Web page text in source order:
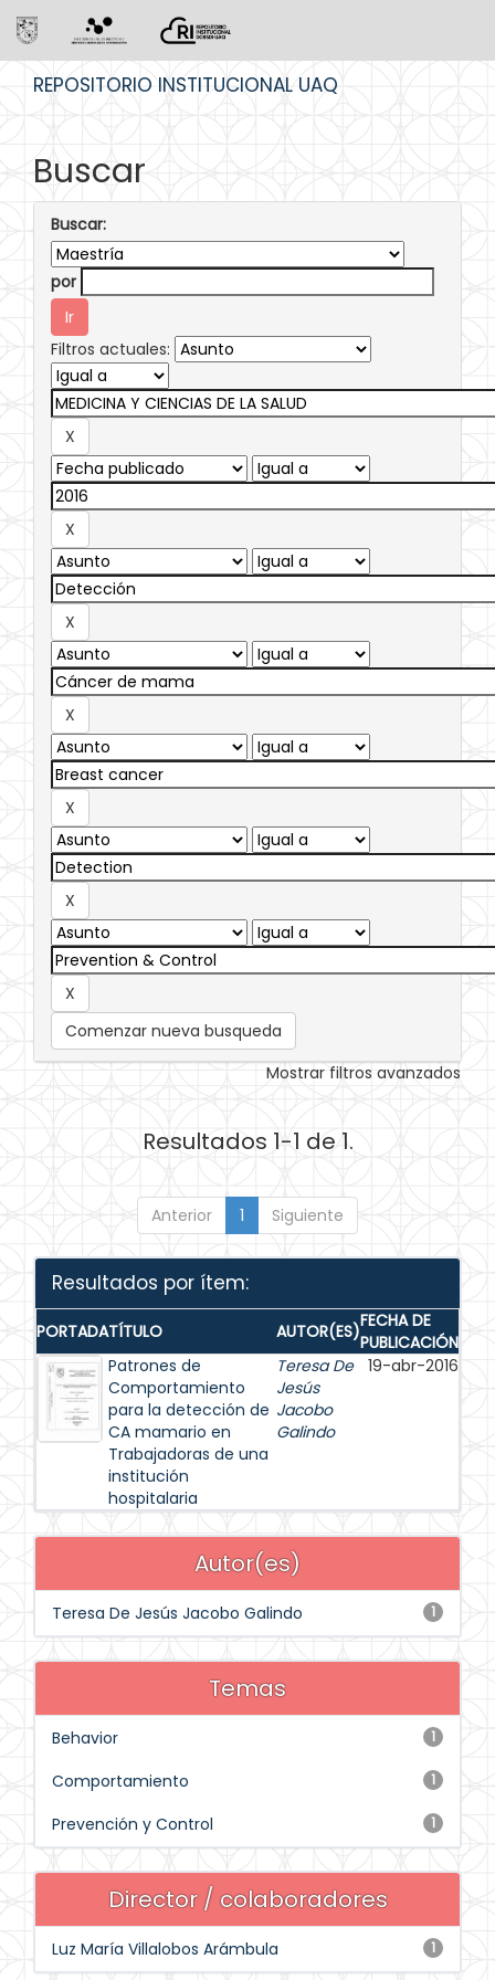
REPOSITORIO INSTITUCIONAL UAQ
Buscar
Buscar:
por
Filtros actuales:
Comenzar nueva busqueda
Mostrar filtros avanzados
Resultados 1-1 de 1.
Anterior 1 Siguiente
Resultados por ítem:
PORTADATÍTULO AUTOR(ES)FECHA DE
PUBLICACIÓN
Patrones de
Comportamiento
para la detección de
CA mamario en
Trabajadoras de una
institución
hospitalaria
Teresa De
Jesús
Jacobo
Galindo
19-abr-2016
Autor(es)
1
Teresa De Jesús Jacobo Galindo
Temas
1
Behavior
1
Comportamiento
1
Prevención y Control
Director / colaboradores
1
Luz María Villalobos Arámbula